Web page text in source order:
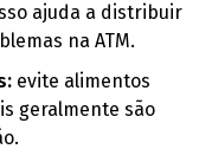
ajuda a distribuir
na ATM.
evite alimentos
geralmente são